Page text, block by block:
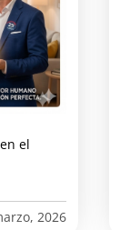
el
2026